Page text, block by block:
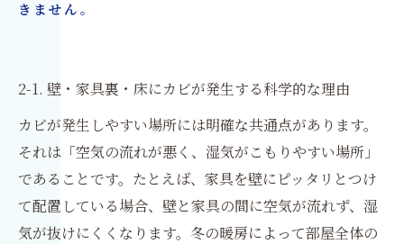
きません。
2-1. 壁・家具裏・床にカビが発生する科学的な理由
カビが発生しやすい場所には明確な共通点があります。
それは「空気の流れが悪く、湿気がこもりやすい場所」
であることです。たとえば、家具を壁にピッタリとつけ
て配置している場合、壁と家具の間に空気が流れず、湿
気が抜けにくくなります。冬の暖房によって部屋全体の